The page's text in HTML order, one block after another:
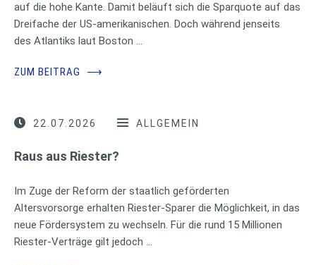
auf die hohe Kante. Damit beläuft sich die Sparquote auf das
Dreifache der US-amerikanischen. Doch während jenseits
des Atlantiks laut Boston …
ZUM BEITRAG ⟶
22.07.2026 ALLGEMEIN
Raus aus Riester?
Im Zuge der Reform der staatlich geförderten
Altersvorsorge erhalten Riester-Sparer die Möglichkeit, in das
neue Fördersystem zu wechseln. Für die rund 15 Millionen
Riester-Verträge gilt jedoch …